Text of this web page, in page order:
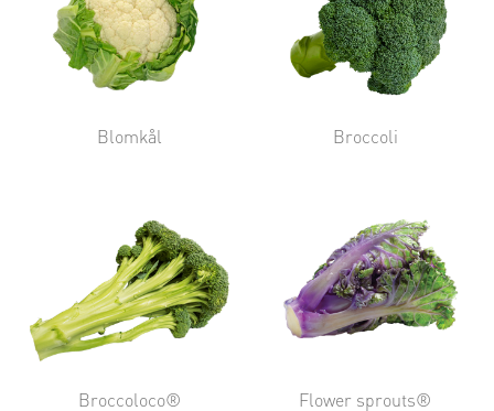
Blomkål Broccoli
Broccoloco® Flower sprouts®